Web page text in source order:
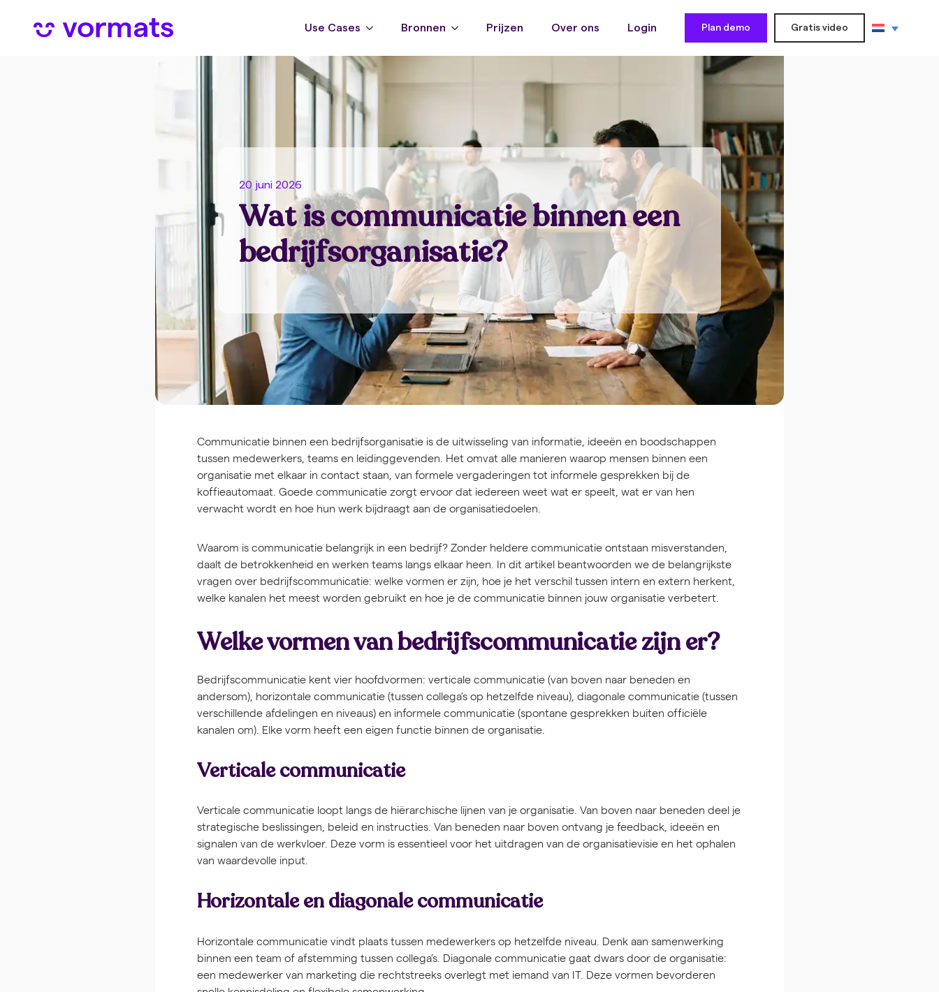
Use Cases Bronnen Prijzen Over ons Login Plan demo Gratis video
20 juni 2026
Wat is communicatie binnen een
bedrijfsorganisatie?
Communicatie binnen een bedrijfsorganisatie is de uitwisseling van informatie, ideeën en boodschappen
tussen medewerkers, teams en leidinggevenden. Het omvat alle manieren waarop mensen binnen een
organisatie met elkaar in contact staan, van formele vergaderingen tot informele gesprekken bij de
koffieautomaat. Goede communicatie zorgt ervoor dat iedereen weet wat er speelt, wat er van hen
verwacht wordt en hoe hun werk bijdraagt aan de organisatiedoelen.
Waarom is communicatie belangrijk in een bedrijf? Zonder heldere communicatie ontstaan misverstanden,
daalt de betrokkenheid en werken teams langs elkaar heen. In dit artikel beantwoorden we de belangrijkste
vragen over bedrijfscommunicatie: welke vormen er zijn, hoe je het verschil tussen intern en extern herkent,
welke kanalen het meest worden gebruikt en hoe je de communicatie binnen jouw organisatie verbetert.
Welke vormen van bedrijfscommunicatie zijn er?
Bedrijfscommunicatie kent vier hoofdvormen: verticale communicatie (van boven naar beneden en
andersom), horizontale communicatie (tussen collega’s op hetzelfde niveau), diagonale communicatie (tussen
verschillende afdelingen en niveaus) en informele communicatie (spontane gesprekken buiten officiële
kanalen om). Elke vorm heeft een eigen functie binnen de organisatie.
Verticale communicatie
Verticale communicatie loopt langs de hiërarchische lijnen van je organisatie. Van boven naar beneden deel je
strategische beslissingen, beleid en instructies. Van beneden naar boven ontvang je feedback, ideeën en
signalen van de werkvloer. Deze vorm is essentieel voor het uitdragen van de organisatievisie en het ophalen
van waardevolle input.
Horizontale en diagonale communicatie
Horizontale communicatie vindt plaats tussen medewerkers op hetzelfde niveau. Denk aan samenwerking
binnen een team of afstemming tussen collega’s. Diagonale communicatie gaat dwars door de organisatie:
een medewerker van marketing die rechtstreeks overlegt met iemand van IT. Deze vormen bevorderen